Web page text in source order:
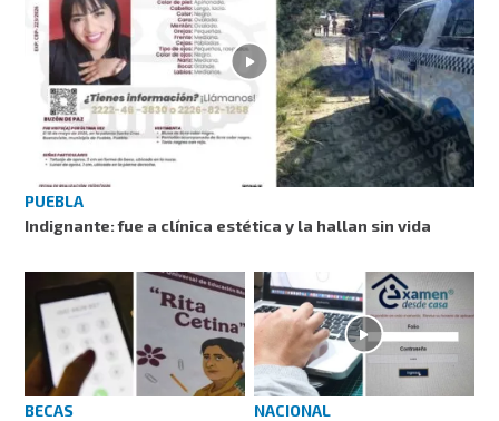
PUEBLA
Indignante: fue a clínica estética y la hallan sin vida
BECAS
NACIONAL